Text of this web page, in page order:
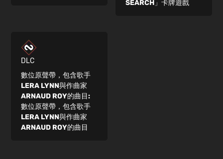
SEARCH」卡牌遊戲
DLC
數位原聲帶，包含歌手
LERA LYNN與作曲家
ARNAUD ROY的曲目:
數位原聲帶，包含歌手
LERA LYNN與作曲家
ARNAUD ROY的曲目